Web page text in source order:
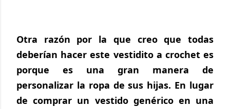
Otra razón por la que creo que todas
deberían hacer este vestidito a crochet es
porque es una gran manera de
personalizar la ropa de sus hijas. En lugar
de comprar un vestido genérico en una